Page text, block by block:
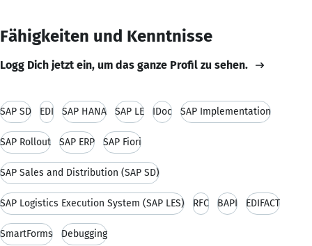
Fähigkeiten und Kenntnisse
Logg Dich jetzt ein, um das ganze Profil zu sehen.
SAP SD EDI SAP HANA SAP LE IDoc SAP Implementation
SAP Rollout SAP ERP SAP Fiori
SAP Sales and Distribution (SAP SD)
SAP Logistics Execution System (SAP LES) RFC BAPI EDIFACT
SmartForms Debugging